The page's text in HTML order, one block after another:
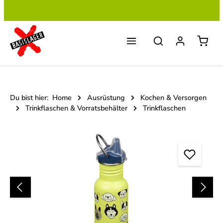
Du bist hier: Home Ausrüstung
Kochen & Versorgen
Trinkflaschen & Vorratsbehälter
Trinkflaschen